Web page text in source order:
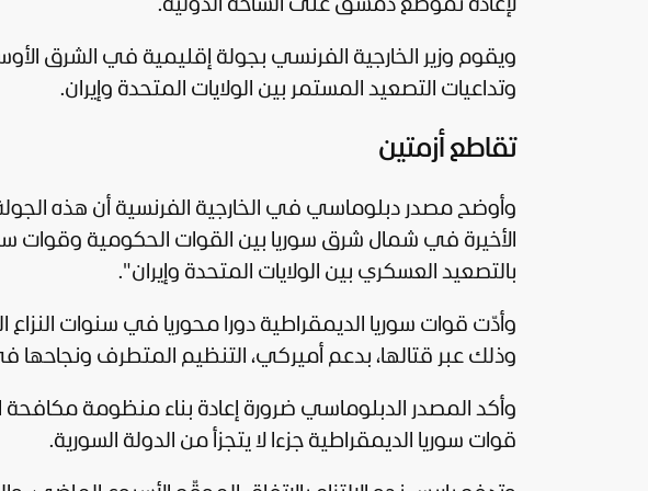
لإعادة تموضع دمشق على الساحة الدولية.
ويقوم وزير الخارجية الفرنسي بجولة إقليمية في الشرق
وتداعيات التصعيد المستمر بين الولايات المتحدة وإيران.
تقاطع أزمتين
وأوضح مصدر دبلوماسي في الخارجية الفرنسية أن هذه
الأخيرة في شمال شرق سوريا بين القوات الحكومية وقوات
بالتصعيد العسكري بين الولايات المتحدة وإيران".
وأدّت قوات سوريا الديمقراطية دورا محوريا في سنوات
وذلك عبر قتالها، بدعم أميركي، التنظيم المتطرف ونجاحها
وأكد المصدر الدبلوماسي ضرورة إعادة بناء منظومة
قوات سوريا الديمقراطية جزءا لا يتجزأ من الدولة السورية.